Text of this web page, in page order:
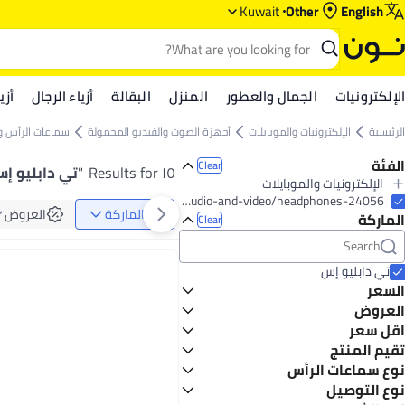
English
Other
Kuwait
الإلكترونيات الجمال والعطور المنزل البقالة أزياء الرجال
الرئيسية الإلكترونيات والموبايلات أجهزة الصوت والفيديو المحمولة سماعات الرأس
الفئة Clear
الإلكترونيات والموبايلات
All الإلكترونيات والموبايلات
أجهزة الصوت والفيديو المحمولة
All أجهزة الصوت والفيديو المحمولة
سماعات الرأس وسماعات الأذن
مكبرات صوت بلوتوث محمولة
electronics-and-mobiles/portable-audio-and-video/headphones-24056
الماركة Clear
تي دابليو إس
السعر
GO العروض
عرض
اقل سعر
أقل سعر في 30 يوم
تقيم المنتج
0 Star or more
نوع سماعات الرأس
سماعة أذن داخلية
نوع التوصيل
١٥ Results for "تي دابليو
الماركة
العروض